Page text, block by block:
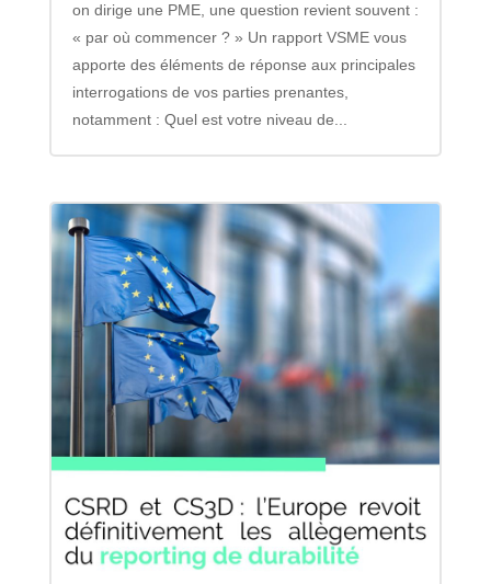
on dirige une PME, une question revient souvent :
« par où commencer ? » Un rapport VSME vous
apporte des éléments de réponse aux principales
interrogations de vos parties prenantes,
notamment : Quel est votre niveau de...